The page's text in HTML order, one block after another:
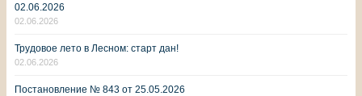
02.06.2026
02.06.2026
Трудовое лето в Лесном: старт дан!
02.06.2026
Постановление № 843 от 25.05.2026